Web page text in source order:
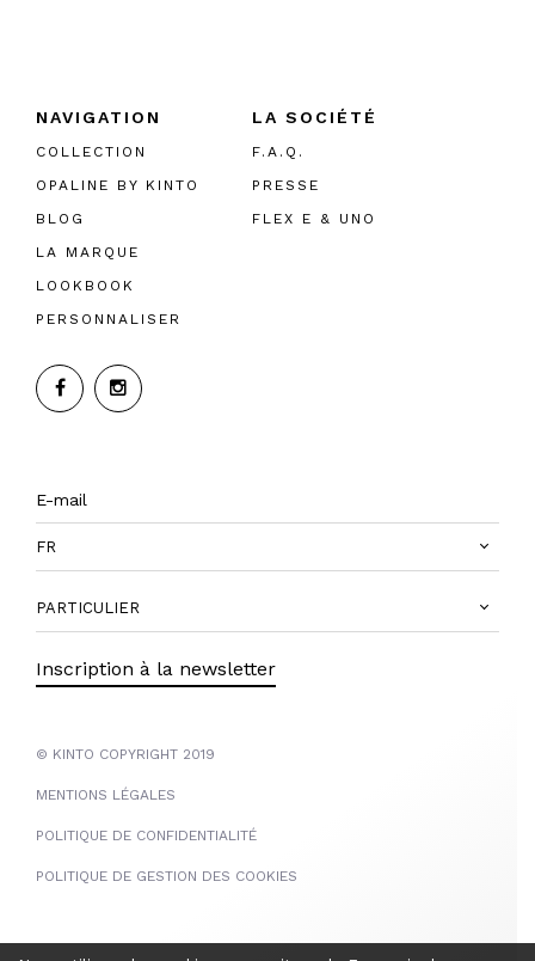
NAVIGATION
COLLECTION
OPALINE BY KINTO
BLOG
LA MARQUE
LOOKBOOK
PERSONNALISER
LA SOCIÉTÉ
F.A.Q.
PRESSE
FLEX E & UNO
FR
PARTICULIER
Inscription à la newsletter
© KINTO COPYRIGHT 2019
MENTIONS LÉGALES
POLITIQUE DE CONFIDENTIALITÉ
POLITIQUE DE GESTION DES COOKIES